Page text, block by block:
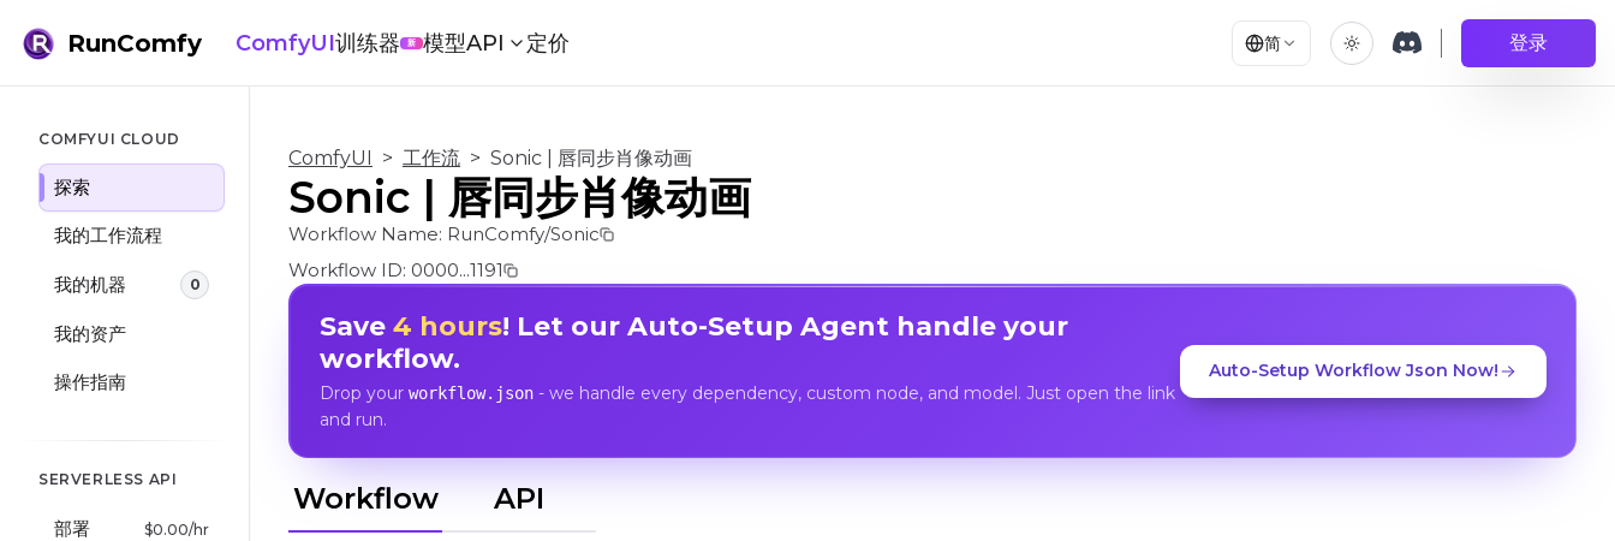
RunComfy ComfyUI训练器 新 模型API 定价 简 登录
COMFYUI CLOUD
探索
我的工作流程
我的机器 0
我的资产
操作指南
SERVERLESS API
部署 $0.00/hr
ComfyUI > 工作流 > Sonic | 唇同步肖像动画
Sonic | 唇同步肖像动画
Workflow Name: RunComfy/Sonic
Workflow ID: 0000...1191
Save 4 hours! Let our Auto-Setup Agent handle your
workflow.
Drop your workflow.json- we handle every dependency, custom node, and model. Just open the link
and run.
Auto-Setup Workflow Json Now!
Workflow API